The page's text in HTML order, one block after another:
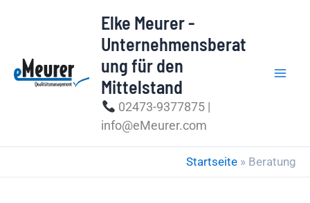
Elke Meurer -
Unternehmensberat
ung für den
Mittelstand
02473-9377875 |
info@eMeurer.com
Startseite » Beratung